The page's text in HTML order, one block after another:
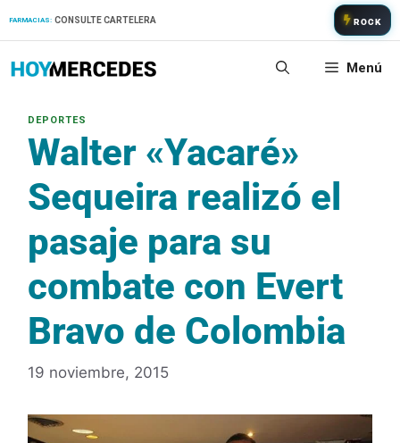
FARMACIAS: CONSULTE CARTELERA ROCK
Menú
Walter «Yacaré»
Sequeira realizó el
pasaje para su
combate con Evert
Bravo de Colombia
19 noviembre, 2015